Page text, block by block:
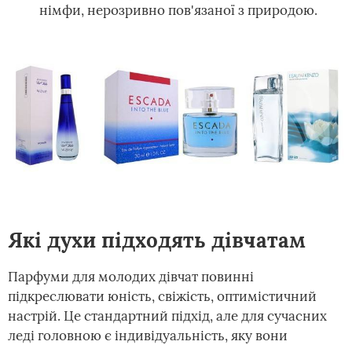
німфи, нерозривно пов'язаної з природою.
Які духи підходять дівчатам
Парфуми для молодих дівчат повинні
підкреслювати юність, свіжість, оптимістичний
настрій. Це стандартний підхід, але для сучасних
леді головною є індивідуальність, яку вони